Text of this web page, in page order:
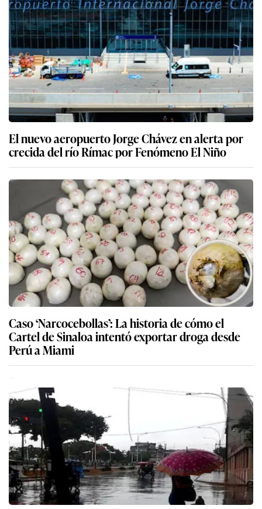
El nuevo aeropuerto Jorge Chávez en alerta por
crecida del río Rímac por Fenómeno El Niño
Caso ‘Narcocebollas’: La historia de cómo el
Cartel de Sinaloa intentó exportar droga desde
Perú a Miami